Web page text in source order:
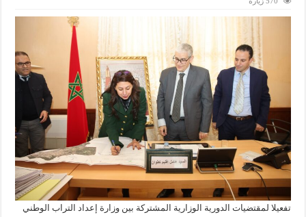
تفعيلا لمقتضيات الدورية الوزارية المشتركة بين وزارة إعداد التراب الوطني